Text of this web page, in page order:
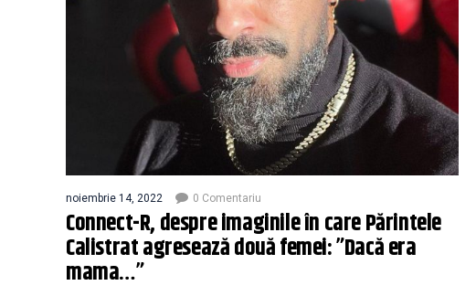
noiembrie 14, 2022 0 Comentariu
Connect-R, despre imaginile în care Părintele
Calistrat agresează două femei: ”Dacă era
mama…”